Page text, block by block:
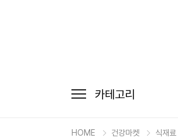
카테고리
HOME 건강마켓 식재료